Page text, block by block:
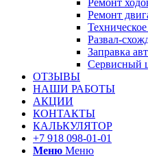
Ремонт
Ремонт
Развал-
Заправка
Сервисный
ОТЗЫВЫ
НАШИ РАБОТЫ
АКЦИИ
КОНТАКТЫ
КАЛЬКУЛЯТОР
+7 918 098-01-01
Меню Меню